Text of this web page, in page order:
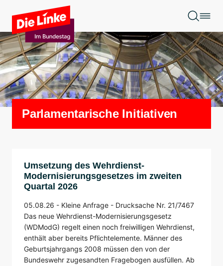
Zum Hauptinhalt springen
Parlamentarische Initiativen
Umsetzung des Wehrdienst-
Modernisierungsgesetzes im zweiten
Quartal 2026
05.08.26 - Kleine Anfrage - Drucksache Nr. 21/7467
Das neue Wehrdienst-Modernisierungsgesetz
(WDModG) regelt einen noch freiwilligen Wehrdienst,
enthält aber bereits Pflichtelemente. Männer des
Geburtsjahrgangs 2008 müssen den von der
Bundeswehr zugesandten Fragebogen ausfüllen. Ab